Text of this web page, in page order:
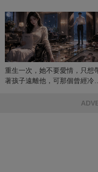
重生一次，她不要愛情，只想
著孩子遠離他，可那個曾經冷漠